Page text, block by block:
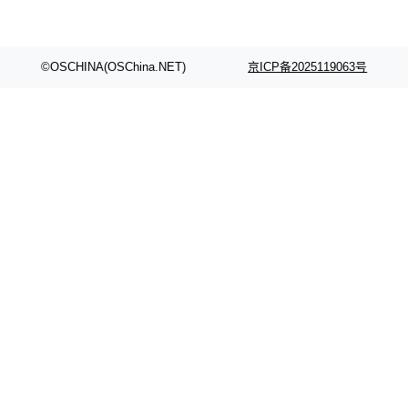
©OSCHINA(OSChina.NET) 京ICP备2025119063号